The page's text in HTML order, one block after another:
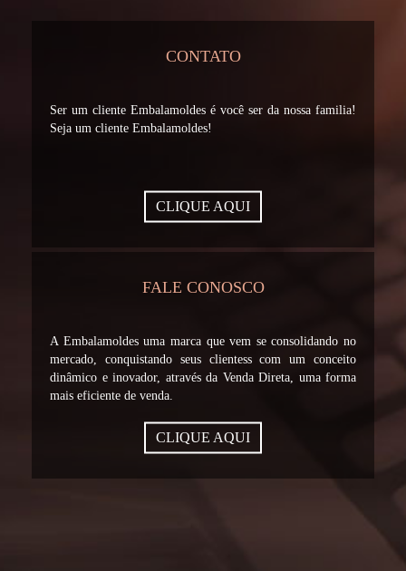
CONTATO
Ser um cliente Embalamoldes é você ser da nossa familia!
Seja um cliente Embalamoldes!
CLIQUE AQUI
FALE CONOSCO
A Embalamoldes uma marca que vem se consolidando no
mercado, conquistando seus clientess com um conceito
dinâmico e inovador, através da Venda Direta, uma forma
mais eficiente de venda.
CLIQUE AQUI